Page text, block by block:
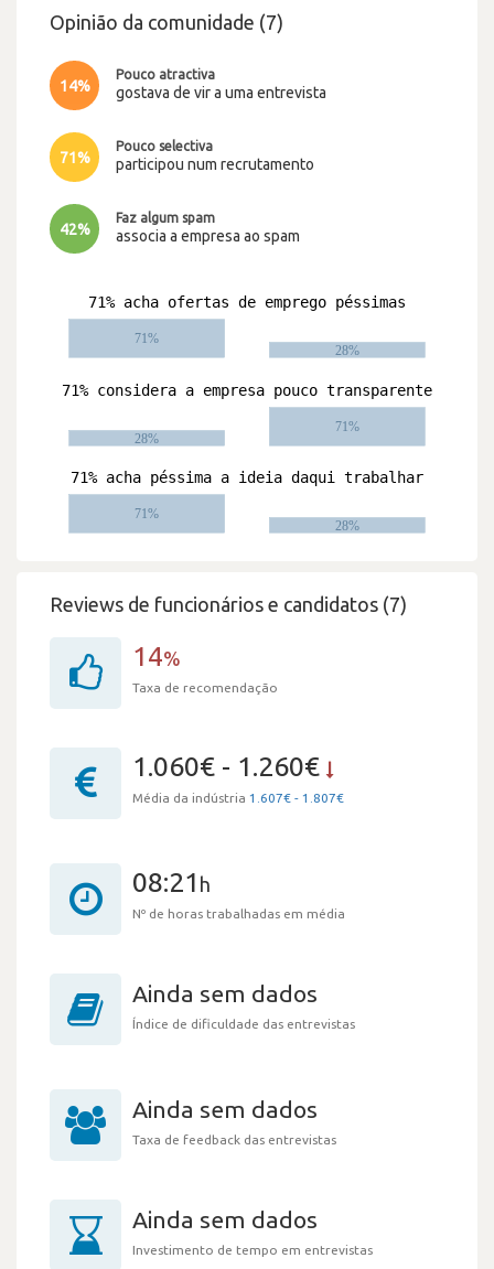
Opinião da comunidade (7)
14%
Pouco atractiva
gostava de vir a uma entrevista
71%
Pouco selectiva
participou num recrutamento
42%
Faz algum spam
associa a empresa ao spam
Reviews de funcionários e candidatos (7)
14%
Taxa de recomendação
1.060€ - 1.260€
Média da indústria 1.607€ - 1.807€
08:21 h
Nº de horas trabalhadas em média
Ainda sem dados
Índice de dificuldade das entrevistas
Ainda sem dados
Taxa de feedback das entrevistas
Ainda sem dados
Investimento de tempo em entrevistas